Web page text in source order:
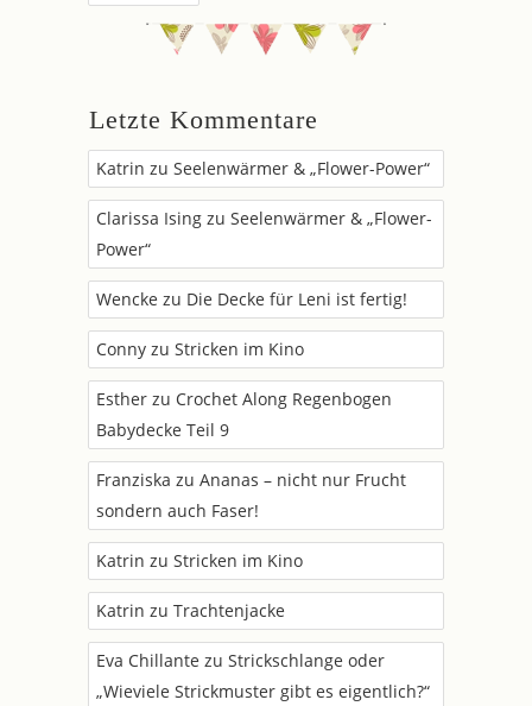
Letzte Kommentare
Katrin zu Seelenwärmer & „Flower-Power“
Clarissa Ising zu Seelenwärmer & „Flower-
Power“
Wencke zu Die Decke für Leni ist fertig!
Conny zu Stricken im Kino
Esther zu Crochet Along Regenbogen
Babydecke Teil 9
Franziska zu Ananas – nicht nur Frucht
sondern auch Faser!
Katrin zu Stricken im Kino
Katrin zu Trachtenjacke
Eva Chillante zu Strickschlange oder
„Wieviele Strickmuster gibt es eigentlich?“